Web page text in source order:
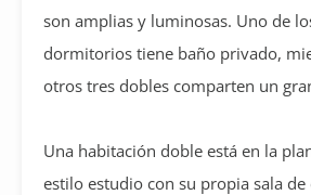
son amplias y luminosas. Uno de
dormitorios tiene baño privado,
otros tres dobles comparten un
Una habitación doble está en la
estilo estudio con su propia sala de